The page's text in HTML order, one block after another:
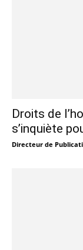
Droits de
s’inquiète
Directeur de